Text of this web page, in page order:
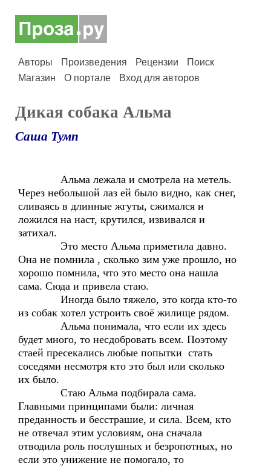
Авторы Произведения Рецензии
Поиск
Магазин
О портале Вход для авторов
Дикая собака Альма
Саша Тумп
Альма лежала и смотрела на метель.
Через небольшой лаз ей было видно, как снег,
сливаясь в длинные жгуты, сжимался и
ложился на наст, крутился, извивался и
затихал.
Это место Альма приметила давно.
Она не помнила , сколько зим уже прошло, но
хорошо помнила, что это место она нашла
сама. Сюда и привела стаю.
Иногда было тяжело, это когда кто-то
из собак хотел устроить своё жилище рядом.
Альма понимала, что если их здесь
будет много, то несдобровать всем. Поэтому
стаей пресекались любые попытки стать
соседями несмотря кто это был или сколько
их было.
Стаю Альма подбирала сама.
Главными принципами были: личная
преданность и бесстрашие, и сила. Всем, кто
не отвечал этим условиям, она сначала
отводила роль послушных и безропотных, но
если это унижение не помогало, то